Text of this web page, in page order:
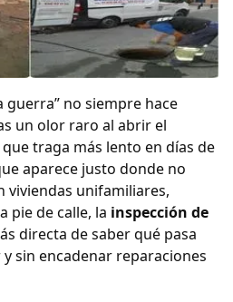
guerra” no siempre hace
un olor raro al abrir el
traga más lento en días de
aparece justo donde no
viviendas unifamiliares,
pie de calle, la inspección de
directa de saber qué pasa
sin encadenar reparaciones